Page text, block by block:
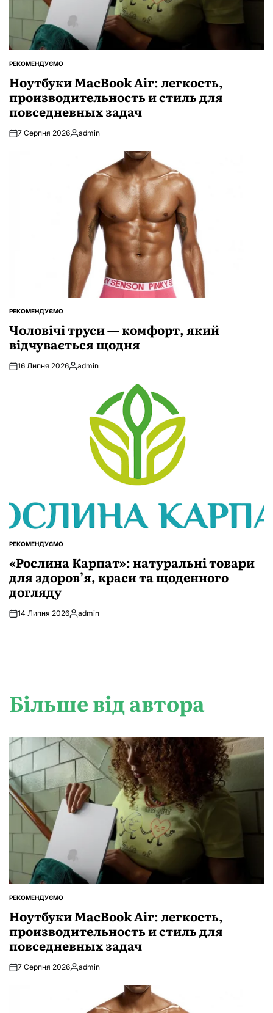
ОПУБЛІКУВАТИ
РЕКОМЕНДУЄМО
Ноутбуки MacBook Air: легкость,
производительность и стиль для
повседневных задач
7 Серпня 2026Опубліковано
admin
ОПУБЛІКУВАТИ
РЕКОМЕНДУЄМО
Чоловічі труси — комфорт, який
відчувається щодня
16 Липня 2026Опубліковано
admin
ОПУБЛІКУВАТИ
РЕКОМЕНДУЄМО
«Рослина Карпат»: натуральні товари
для здоров’я, краси та щоденного
догляду
14 Липня 2026Опубліковано
admin
Більше від автора
ОПУБЛІКУВАТИ
РЕКОМЕНДУЄМО
Ноутбуки MacBook Air: легкость,
производительность и стиль для
повседневных задач
7 Серпня 2026Опубліковано
admin